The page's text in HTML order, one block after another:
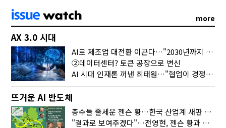
more
AX 3.0 시대
AI로 제조업 대전환 이끈다…"2030년까지 민관합동 20조 투자"
②데이터센터? 토큰 공장으로 변신
AI 시대 인재론 꺼낸 최태원…"협업이 경쟁력"
뜨거운 AI 반도체
총수들 줄세운 젠슨 황…한국 산업계 새판 짰다
"결과로 보여주겠다"…전영현, 젠슨 황과 HBM5 논의